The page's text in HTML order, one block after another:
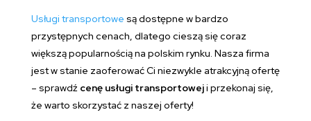
Usługi transportowe są dostępne w bardzo
przystępnych cenach, dlatego cieszą się coraz
większą popularnością na polskim rynku. Nasza firma
jest w stanie zaoferować Ci niezwykle atrakcyjną ofertę
– sprawdź cenę usługi transportoweji przekonaj się,
że warto skorzystać z naszej oferty!